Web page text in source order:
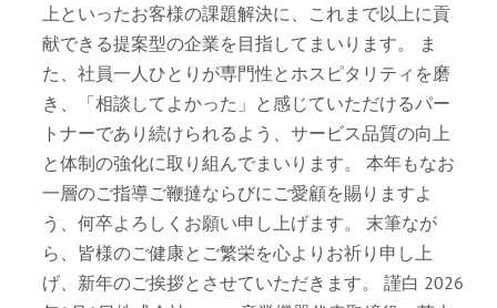
上といったお客様の課題解決に、これまで以上に貢
献できる提案型の企業を目指してまいります。 ま
た、社員一人ひとりが専門性とホスピタリティを磨
き、「相談してよかった」と感じていただけるパー
トナーであり続けられるよう、サービス品質の向上
と体制の強化に取り組んでまいります。 本年もなお
一層のご指導ご鞭撻ならびにご愛顧を賜りますよ
う、何卒よろしくお願い申し上げます。 末筆なが
ら、皆様のご健康とご繁栄を心よりお祈り申し上
げ、新年のご挨拶とさせていただきます。 謹白 2026